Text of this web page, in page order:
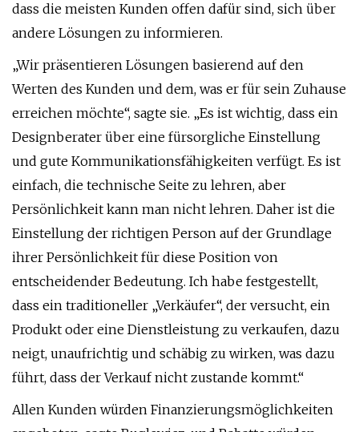
dass die meisten Kunden offen dafür sind, sich über
andere Lösungen zu informieren.
„Wir präsentieren Lösungen basierend auf den
Werten des Kunden und dem, was er für sein Zuhause
erreichen möchte“, sagte sie. „Es ist wichtig, dass ein
Designberater über eine fürsorgliche Einstellung
und gute Kommunikationsfähigkeiten verfügt. Es ist
einfach, die technische Seite zu lehren, aber
Persönlichkeit kann man nicht lehren. Daher ist die
Einstellung der richtigen Person auf der Grundlage
ihrer Persönlichkeit für diese Position von
entscheidender Bedeutung. Ich habe festgestellt,
dass ein traditioneller „Verkäufer“, der versucht, ein
Produkt oder eine Dienstleistung zu verkaufen, dazu
neigt, unaufrichtig und schäbig zu wirken, was dazu
führt, dass der Verkauf nicht zustande kommt.“
Allen Kunden würden Finanzierungsmöglichkeiten